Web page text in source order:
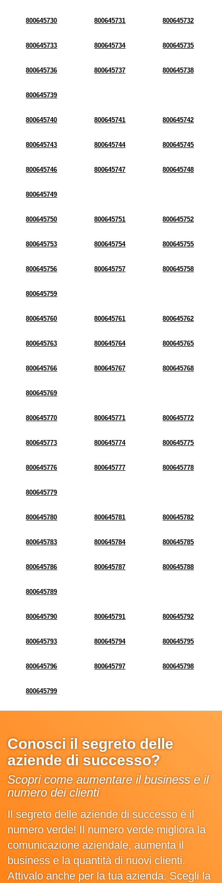
800645730 800645731 800645732
800645733 800645734 800645735
800645736 800645737 800645738
800645739
800645740 800645741 800645742
800645743 800645744 800645745
800645746 800645747 800645748
800645749
800645750 800645751 800645752
800645753 800645754 800645755
800645756 800645757 800645758
800645759
800645760 800645761 800645762
800645763 800645764 800645765
800645766 800645767 800645768
800645769
800645770 800645771 800645772
800645773 800645774 800645775
800645776 800645777 800645778
800645779
800645780 800645781 800645782
800645783 800645784 800645785
800645786 800645787 800645788
800645789
800645790 800645791 800645792
800645793 800645794 800645795
800645796 800645797 800645798
800645799
Conosci il segreto delle
aziende di successo?
Scopri come aumentare il business e il
numero dei clienti
Il segreto delle aziende di successo è il
numero verde! Il numero verde migliora la
comunicazione aziendale, aumenta il
business e la quantità di nuovi clienti.
Attivalo anche per la tua azienda. Scegli la